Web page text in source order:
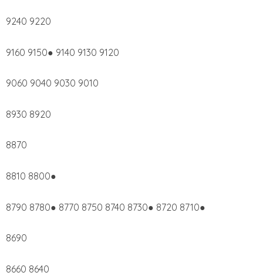
9240 9220
9160 9150● 9140 9130 9120
9060 9040 9030 9010
8930 8920
8870
8810 8800●
8790 8780● 8770 8750 8740 8730● 8720 8710●
8690
8660 8640